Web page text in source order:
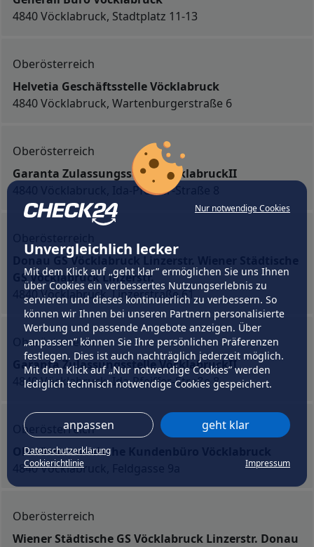
Nur notwendige Cookies
Unvergleichlich lecker
Mit dem Klick auf „geht klar” ermöglichen Sie uns Ihnen
über Cookies ein verbessertes Nutzungserlebnis zu
servieren und dieses kontinuierlich zu verbessern. So
können wir Ihnen bei unseren Partnern personalisierte
Werbung und passende Angebote anzeigen. Über
„anpassen” können Sie Ihre persönlichen Präferenzen
festlegen. Dies ist auch nachträglich jederzeit möglich.
Mit dem Klick auf „Nur notwendige Cookies” werden
lediglich technisch notwendige Cookies gespeichert.
anpassen geht klar
Datenschutzerklärung
Cookierichtlinie
Impressum
4840 Vöcklabruck, Stadtplatz 11-13
Oberösterreich
Helvetia Geschäftsstelle Vöcklabruck
4840 Vöcklabruck, Wartenburgerstraße 6
Oberösterreich
Garanta Zulassungsstelle VöcklabruckII
4840 Vöcklabruck, Ida-Pfeiffer-Straße 8
Donau GS Vöcklabruck Linzerstr. Wiener Städtische
GS Vöcklabruck Linzerstr.
4840 Vöcklabruck, Linzerstraße 61
Oberösterreich
Garanta Zulassungsstelle VöcklabruckII
4840 Vöcklabruck, Ida-Pfeiffer-Straße 8
Oberösterreich
Oberösterreichische Kundenbüro Vöcklabruck
4840 Vöcklabruck, Feldgasse 9a
Oberösterreich
Wiener Städtische GS Vöcklabruck Linzerstr. Donau